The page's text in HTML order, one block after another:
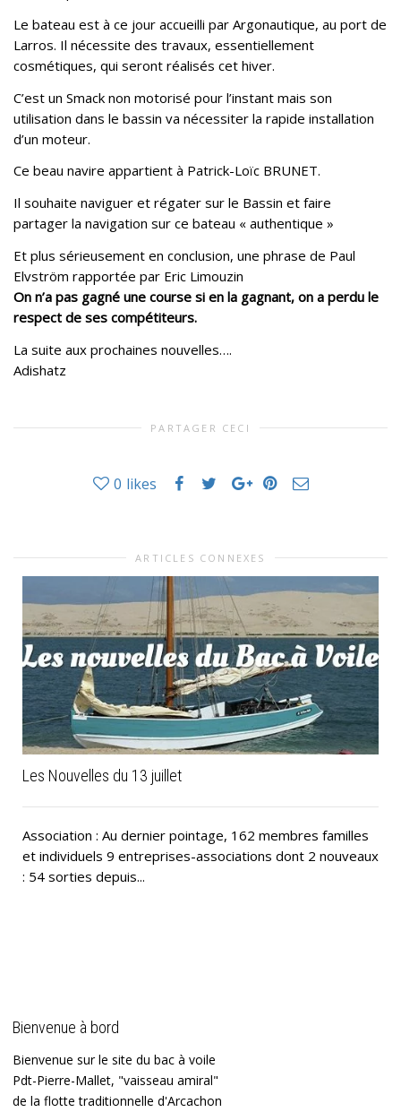
Le bateau est à ce jour accueilli par Argonautique, au port de
Larros. Il nécessite des travaux, essentiellement
cosmétiques, qui seront réalisés cet hiver.
C’est un Smack non motorisé pour l’instant mais son
utilisation dans le bassin va nécessiter la rapide installation
d’un moteur.
Ce beau navire appartient à Patrick-Loïc BRUNET.
Il souhaite naviguer et régater sur le Bassin et faire
partager la navigation sur ce bateau « authentique »
Et plus sérieusement en conclusion, une phrase de Paul
Elvström rapportée par Eric Limouzin
On n’a pas gagné une course si en la gagnant, on a perdu le
respect de ses compétiteurs.
La suite aux prochaines nouvelles….
Adishatz
PARTAGER CECI
0 likes
ARTICLES CONNEXES
Les Nouvelles du 13 juillet
Association : Au dernier pointage, 162 membres familles
et individuels 9 entreprises-associations dont 2 nouveaux
: 54 sorties depuis...
Bienvenue à bord
Bienvenue sur le site du bac à voile
Pdt-Pierre-Mallet, "vaisseau amiral"
de la flotte traditionnelle d'Arcachon